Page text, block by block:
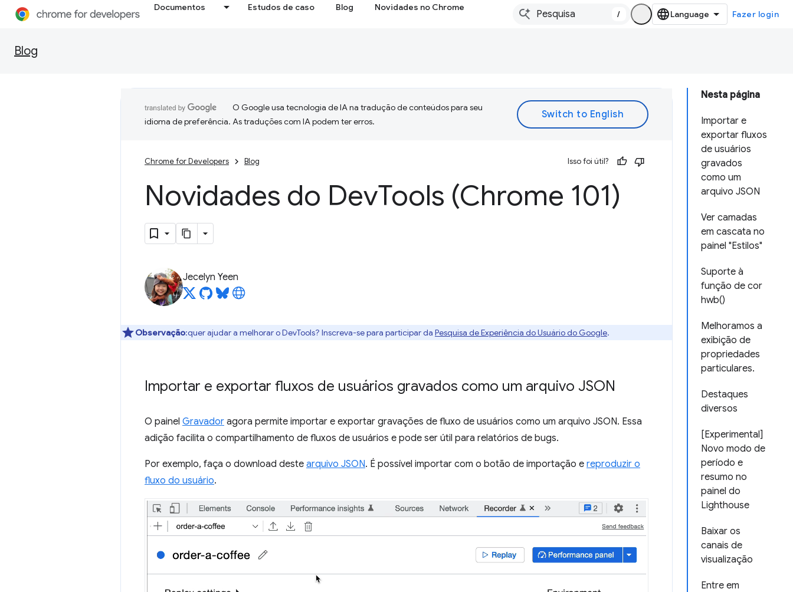
Documentos Estudos de caso Blog Novidades no Chrome
/ Fazer login
Blog
Nesta página
Importar e
exportar fluxos
de usuários
gravados
como um
arquivo JSON
Ver camadas
em cascata no
painel "Estilos"
Suporte à
função de cor
hwb()
Melhoramos a
exibição de
propriedades
particulares.
Destaques
diversos
[Experimental]
Novo modo de
período e
resumo no
painel do
Lighthouse
Baixar os
canais de
visualização
Entre em
O Google usa tecnologia de IA na tradução de conteúdos para seu
idioma de preferência. As traduções com IA podem ter erros.
Chrome for Developers Blog Isso foi útil?
Novidades do DevTools (Chrome 101)
Jecelyn Yeen
Observação:quer ajudar a melhorar o DevTools? Inscreva-se para participar da Pesquisa de Experiência do Usuário do Google.
Importar e exportar fluxos de usuários gravados como um arquivo JSON
O painel Gravador agora permite importar e exportar gravações de fluxo de usuários como um arquivo JSON. Essa
adição facilita o compartilhamento de fluxos de usuários e pode ser útil para relatórios de bugs.
Por exemplo, faça o download deste arquivo JSON. É possível importar com o botão de importação e reproduzir o
fluxo do usuário.